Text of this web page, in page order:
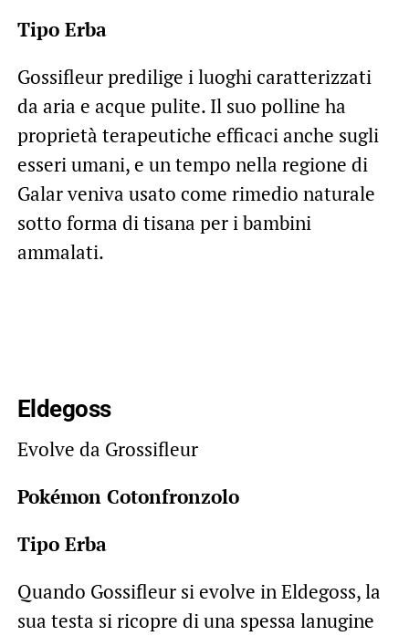
Tipo Erba
Gossifleur predilige i luoghi caratterizzati
da aria e acque pulite. Il suo polline ha
proprietà terapeutiche efficaci anche sugli
esseri umani, e un tempo nella regione di
Galar veniva usato come rimedio naturale
sotto forma di tisana per i bambini
ammalati.
Eldegoss
Evolve da Grossifleur
Pokémon Cotonfronzolo
Tipo Erba
Quando Gossifleur si evolve in Eldegoss, la
sua testa si ricopre di una spessa lanugine